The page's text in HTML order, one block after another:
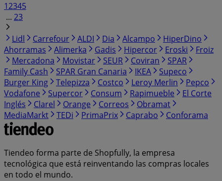
12345
... 23
Lidl
Carrefour ALDI Dia Alcampo
HiperDino
Ahorramas
Alimerka Gadis Hipercor Eroski
Froiz
Mercadona
Movistar SEUR Coviran
SPAR
Family Cash
SPAR Gran Canaria IKEA
Supeco
Burger King
Telepizza Costco Leroy Merlin
Pepco
Vodafone
Supercor Consum Rapimueble
El Corte
Inglés
Clarel Orange Correos
Obramat
MediaMarkt
TEDi PrimaPrix Caprabo Conforama
Tiendeo forma parte de Shopfully, la empresa
tecnológica que está reinventando las compras locales
en todo el mundo.